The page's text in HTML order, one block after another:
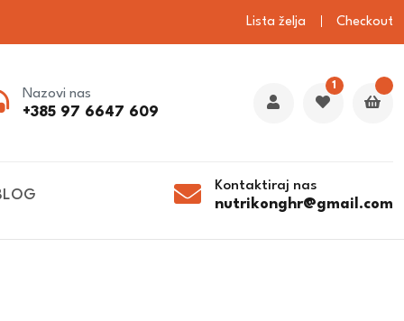
Lista želja Checkout
Nazovi nas
+385 97 6647 609
1
Kontaktiraj nas
nutrikonghr@gmail.com